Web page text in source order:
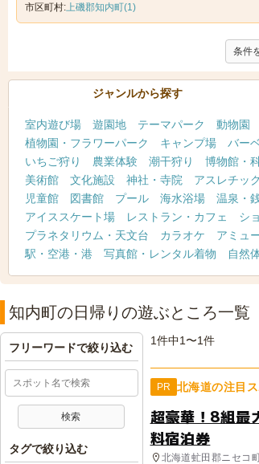
市区町村:上磯郡知内町(1)
条件
ジャンルから探す
室内遊び場 遊園地 テーマパーク 動物園
植物園・フラワーパーク
キャンプ場 バー
いちご狩り
農業体験 潮干狩り 博物館・
美術館
文化施設 神社・寺院 アスレチック
児童館
図書館 プール 海水浴場 温泉・
アイススケート場
レストラン・カフェ シ
プラネタリウム・天文台
カラオケ アミュ
駅・空港・港
写真館・レンタル着物 自然
知内町の日帰りの遊ぶところ一覧
1件中1〜1件
PR 北海道の注目
超豪華！8組最
料宿泊券
北海道虻田郡ニセコ
フリーワードで絞り込む
タグで絞り込む